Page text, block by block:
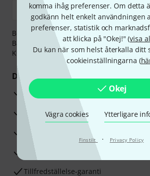
komma ihåg preferenser. Om detta
godkänn helt enkelt användningen
preferenser, statistik och
att klicka på "Okej!" (visa
Du kan när som helst återkalla ditt
cookieinställningarna (
Okej
Vägra cookies Ytterligare
Finstilt · Privacy Policy
Betalningen kan göras tryggt och säkert
Banköverföring, PayPal, Klarna
Kreditkort.
Dina fördelar
3-år Thomann-garanti
30 dagars öppet köp
Råd från våra sak-experter
Tillfredställelse-garanti